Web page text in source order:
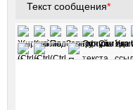
Текст сообщения*